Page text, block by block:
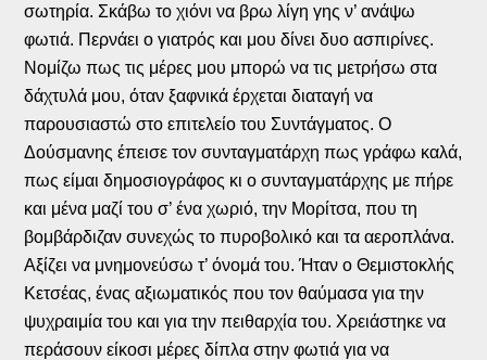
σωτηρία. Σκάβω το χιόνι να βρω λίγη γης ν’ ανάψω
φωτιά. Περνάει ο γιατρός και μου δίνει δυο ασπιρίνες.
Νομίζω πως τις μέρες μου μπορώ να τις μετρήσω στα
δάχτυλά μου, όταν ξαφνικά έρχεται διαταγή να
παρουσιαστώ στο επιτελείο του Συντάγματος. Ο
Δούσμανης έπεισε τον συνταγματάρχη πως γράφω καλά,
πως είμαι δημοσιογράφος κι ο συνταγματάρχης με πήρε
και μένα μαζί του σ’ ένα χωριό, την Μορίτσα, που τη
βομβάρδιζαν συνεχώς το πυροβολικό και τα αεροπλάνα.
Αξίζει να μνημονεύσω τ’ όνομά του. Ήταν ο Θεμιστοκλής
Κετσέας, ένας αξιωματικός που τον θαύμασα για την
ψυχραιμία του και για την πειθαρχία του. Χρειάστηκε να
περάσουν είκοσι μέρες δίπλα στην φωτιά για να